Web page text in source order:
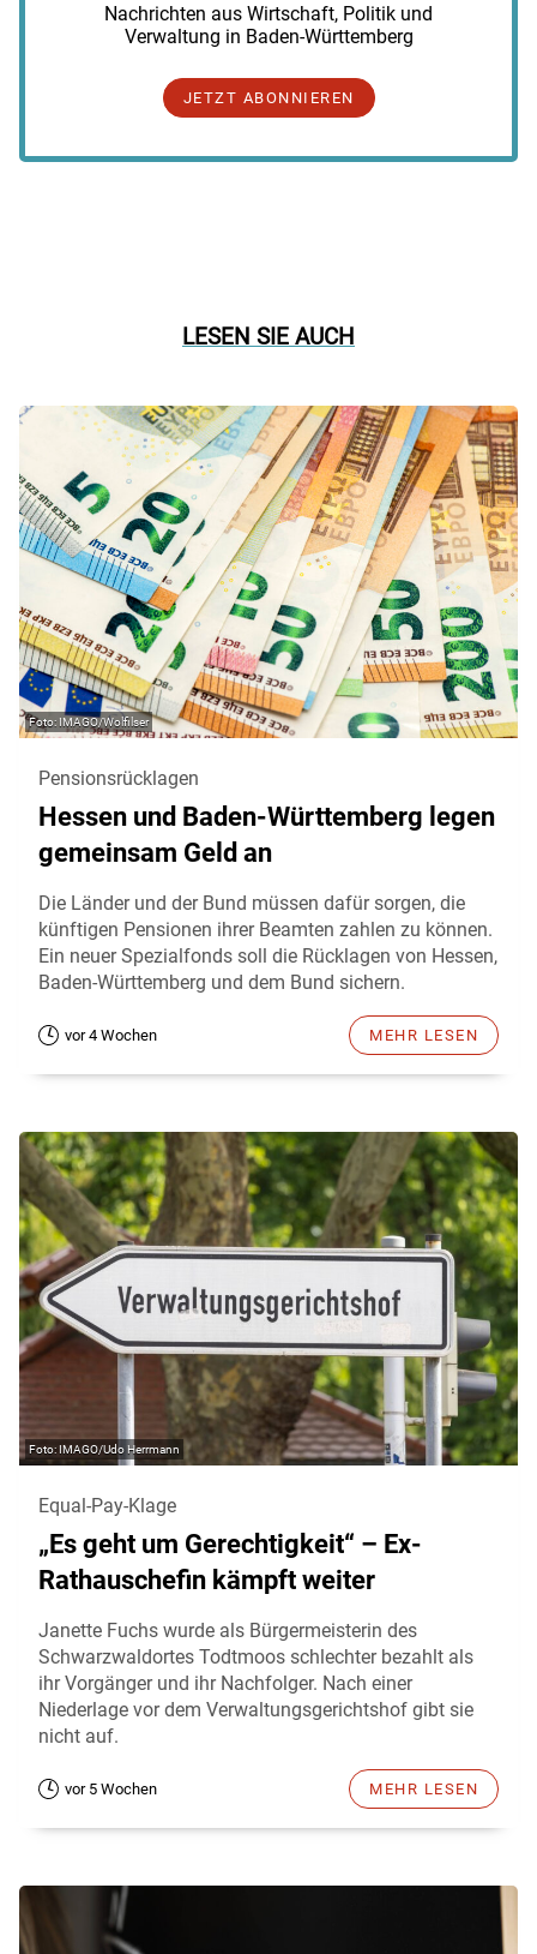
Nachrichten aus Wirtschaft, Politik und
Verwaltung in Baden-Württemberg
JETZT ABONNIEREN
LESEN SIE AUCH
IMAGO/Wolfilser
Pensionsrücklagen
Hessen und Baden-Württemberg legen
gemeinsam Geld an
Die Länder und der Bund müssen dafür sorgen, die
künftigen Pensionen ihrer Beamten zahlen zu können.
Ein neuer Spezialfonds soll die Rücklagen von Hessen,
Baden-Württemberg und dem Bund sichern.
vor 4 Wochen MEHR LESEN
IMAGO/Udo Herrmann
Equal-Pay-Klage
„Es geht um Gerechtigkeit“ – Ex-
Rathauschefin kämpft weiter
Janette Fuchs wurde als Bürgermeisterin des
Schwarzwaldortes Todtmoos schlechter bezahlt als
ihr Vorgänger und ihr Nachfolger. Nach einer
Niederlage vor dem Verwaltungsgerichtshof gibt sie
nicht auf.
vor 5 Wochen MEHR LESEN